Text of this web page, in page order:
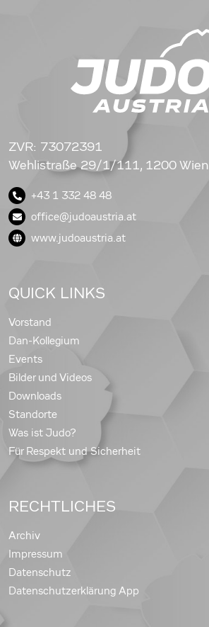
ZVR: 73072391
Wehlistraße 29/1/111, 1200 Wien
+43 1 332 48 48
office@judoaustria.at
www.judoaustria.at
QUICK LINKS
Vorstand
Dan-Kollegium
Events
Bilder und Videos
Downloads
Standorte
Was ist Judo?
Für Respekt und Sicherheit
RECHTLICHES
Archiv
Impressum
Datenschutz
Datenschutzerklärung App